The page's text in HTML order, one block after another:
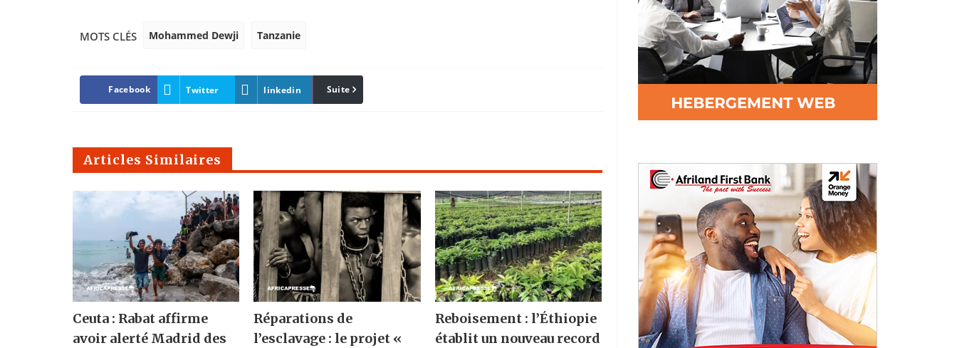
MOTS CLÉS Mohammed Dewji Tanzanie
Facebook Twitter linkedin Pinterest
Suite
Articles Similaires
Ceuta : Rabat affirme
avoir alerté Madrid des
Réparations de
l’esclavage : le projet «
Reboisement : l’Éthiopie
établit un nouveau record